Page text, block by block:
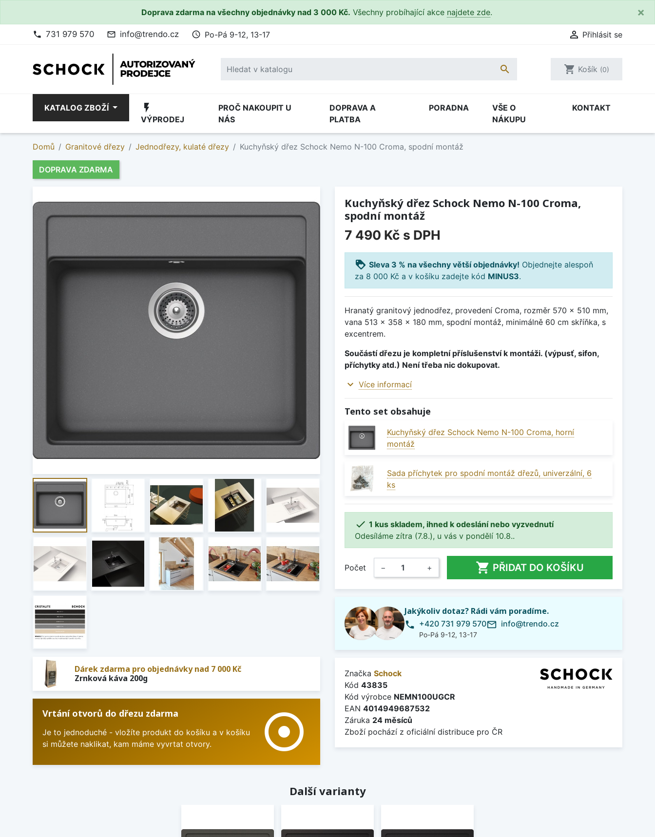
Doprava zdarma na všechny objednávky nad 3 000 Kč. Všechny probíhající akce najdete zde. ×
phone 731 979 570 mail_outline info@trendo.cz access_time Po-Pá 9-12, 13-17  Přihlásit se
 shopping_cart Košík (0)
KATALOG ZBOŽÍ flash_on
VÝPRODEJ
PROČ NAKOUPIT U
NÁS
DOPRAVA A
PLATBA
PORADNA
VŠE O
NÁKUPU
KONTAKT
Domů Granitové dřezy Jednodřezy, kulaté dřezy Kuchyňský dřez Schock Nemo N-100 Croma, spodní montáž
DOPRAVA ZDARMA
Dárek zdarma pro objednávky nad 7 000 Kč
Zrnková káva 200g
Vrtání otvorů do dřezu zdarma
Je to jednoduché - vložíte produkt do košíku a v košíku
si můžete naklikat, kam máme vyvrtat otvory.
adjust
Kuchyňský dřez Schock Nemo N-100 Croma,
spodní montáž
7 490 Kč s DPH
loyalty Sleva 3 % na všechny větší objednávky! Objednejte alespoň
za 8 000 Kč a v košíku zadejte kód MINUS3.
Hranatý granitový jednodřez, provedení Croma, rozměr 570 x 510 mm,
vana 513 x 358 x 180 mm, spodní montáž, minimálně 60 cm skříňka, s
excentrem.
Součástí dřezu je kompletní příslušenství k montáži. (výpusť, sifon,
příchytky atd.) Není třeba nic dokupovat.
expand_more Více informací
Tento set obsahuje
Kuchyňský dřez Schock Nemo N-100 Croma, horní
montáž
Sada příchytek pro spodní montáž dřezů, univerzální, 6
ks
 1 kus skladem, ihned k odeslání nebo vyzvednutí
Odesíláme zítra (7.8.), u vás v pondělí 10.8..
Počet − +  PŘIDAT DO KOŠÍKU
Jakýkoliv dotaz? Rádi vám poradíme.
phone +420 731 979 570
Po-Pá 9-12, 13-17
mail_outline info@trendo.cz
Značka Schock
Kód 43835
Kód výrobce NEMN100UGCR
EAN 4014949687532
Záruka 24 měsíců
Zboží pochází z oficiální distribuce pro ČR
Další varianty